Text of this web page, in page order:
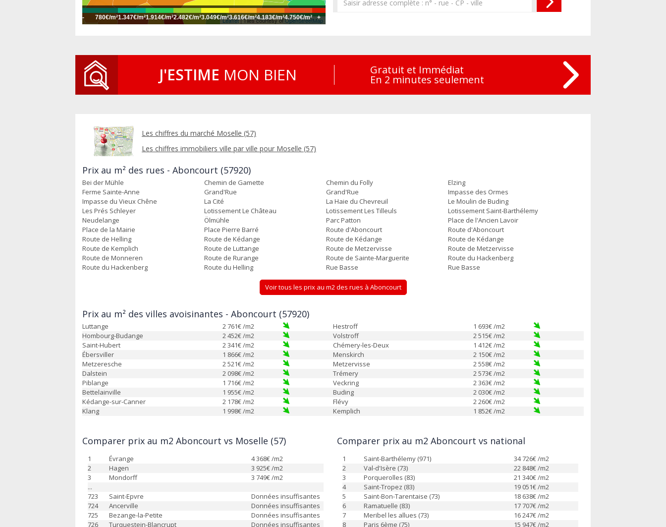
Leaflet| Tiles courtesy ofOpenStreetMap
- 780€/m²1.347€/m²1.914€/m²2.482€/m²3.049€/m²3.616€/m²4.183€/m²4.750€/m² +
J'ESTIME MON BIEN Gratuit et Immédiat
En 2 minutes seulement
Les chiffres du marché Moselle (57)
Les chiffres immobiliers ville par ville pour Moselle (57)
Prix au m² des rues - Aboncourt (57920)
Bei der Mühle Chemin de Gamette Chemin du Folly
Elzing
Ferme Sainte-Anne
Grand'Rue Grand'Rue
Impasse des Ormes
Impasse du Vieux Chêne
La Cité La Haie du Chevreuil
Le Moulin de Buding
Les Prés Schleyer
Lotissement Le Château Lotissement Les Tilleuls
Lotissement Saint-Barthélemy
Neudelange
Ölmühle Parc Patton
Place de l'Ancien Lavoir
Place de la Mairie
Place Pierre Barré Route d'Aboncourt
Route d'Aboncourt
Route de Helling
Route de Kédange Route de Kédange
Route de Kédange
Route de Kemplich
Route de Luttange Route de Metzervisse
Route de Metzervisse
Route de Monneren
Route de Rurange Route de Sainte-Marguerite
Route du Hackenberg
Route du Hackenberg
Route du Helling Rue Basse Rue Basse
Voir tous les prix au m2 des rues à Aboncourt
Prix au m² des villes avoisinantes - Aboncourt (57920)
Luttange 2 761€ /m2
Hombourg-Budange
2 452€ /m2
Saint-Hubert
2 341€ /m2
Ébersviller
1 866€ /m2
Metzeresche
2 521€ /m2
Dalstein
2 098€ /m2
Piblange
1 716€ /m2
Bettelainville
1 955€ /m2
Kédange-sur-Canner
2 178€ /m2
Klang
1 998€ /m2
Hestroff 1 693€ /m2
Volstroff
2 515€ /m2
Chémery-les-Deux
1 412€ /m2
Menskirch
2 150€ /m2
Metzervisse
2 558€ /m2
Trémery
2 573€ /m2
Veckring
2 363€ /m2
Buding
2 030€ /m2
Flévy
2 260€ /m2
Kemplich
1 852€ /m2
Comparer prix au m2 Aboncourt vs Moselle (57)
1 Évrange 4 368€ /m2
2
Hagen 3 925€ /m2
3
Mondorff 3 749€ /m2
...
723
Saint-Epvre
Données insuffisantes
724
Ancerville
Données insuffisantes
725
Bezange-la-Petite
Données insuffisantes
726
Turquestein-Blancrupt Données insuffisantes
Comparer prix au m2 Aboncourt vs national
1 Saint-Barthélemy (971) 34 726€ /m2
2
Val-d'Isère (73) 22 848€ /m2
3
Porquerolles (83) 21 340€ /m2
4
Saint-Tropez (83) 19 051€ /m2
5
Saint-Bon-Tarentaise (73) 18 638€ /m2
6
Ramatuelle (83) 17 707€ /m2
7
Meribel les allues (73) 16 247€ /m2
8
Paris 6ème (75) 15 947€ /m2